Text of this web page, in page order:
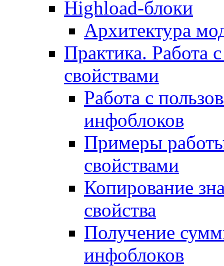
Highload-блоки
Архитектура
Практика. Работа
свойствами
Работа с
инфоблоков
Примеры
свойствами
Копирование
свойства
Получение
инфоблоков